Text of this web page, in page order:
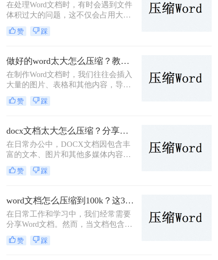
在处理Word文档时，有时会遇到文件
体积过大的问题，这不仅会占用大量
的存储空间，还可能影响文件的传输
速度和编辑效率。那么word怎么压缩
文将介绍三种实用的Word文件压缩方
法。
赞 踩
做好的word太大怎么压缩？教你两种高效方法！
在制作Word文档时，我们往往会插入
大量的图片、表格和其他内容，导致
Word文件体积庞大，不仅占用存储空
间，还影响文件的传输速度。那么做
绍两种有效的Word文件压缩方法，帮
助你轻松解决这一问题。
赞 踩
docx文档太大怎么压缩？分享三种高效方法！
在日常办公中，DOCX文档因包含丰
富的文本、图片和其他多媒体内容，
可能会变得异常庞大，这不仅占用了
大量存储空间，还拖慢了文件传输速
本文将介绍三种有效的DOCX文档压
缩方法，帮助读者轻松解决这一难
题。
赞 踩
word文档怎么压缩到100k？这3种压缩方法很实用！
在日常工作和学习中，我们经常需要
分享Word文档。然而，当文档包含大
量图片、表格或其他元素时，其体积
可能会变得非常大，这不仅占用了存
赞 踩